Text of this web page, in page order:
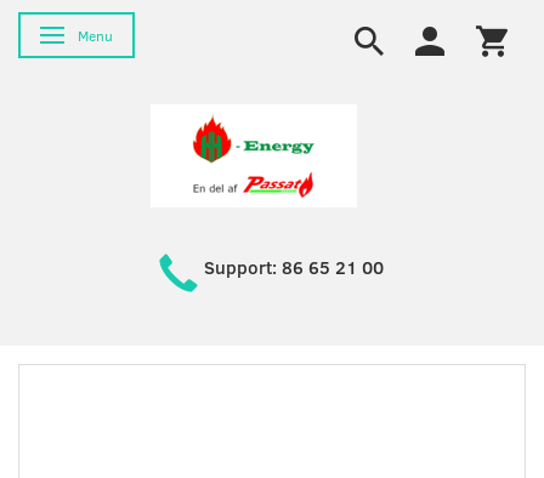
Toggle navigation
Menu
Support: 86 65 21 00